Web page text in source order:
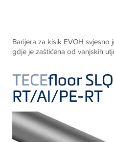
Barijera za kisik EVOH svjesno
gdje je zaštićena od vanjskih
TECEfloor
RT/Al/PE-RT